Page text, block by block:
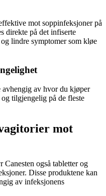
mot soppinfeksjoner på
direkte på det infiserte
lindre symptomer som kløe
avhengig av hvor du kjøper
tilgjengelig på de fleste
mot
også tabletter og
Disse produktene kan
av infeksjonens